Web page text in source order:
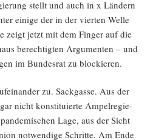
stellt und auch in x Län­dern
eini­ge der in der vier­ten Wel­le
zeigt jetzt mit dem Fin­ger auf die
berech­tig­ten Argu­men­ten – und
im Bun­des­rat zu blockieren.
zu. Sack­gas­se. Aus der
nicht kon­sti­tu­ier­te Ampel­re­gie­
Lage, aus der Sicht
not­wen­di­ge Schrit­te. Am Ende